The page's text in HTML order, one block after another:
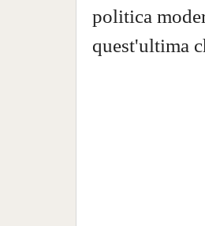
politica
quest'ultima